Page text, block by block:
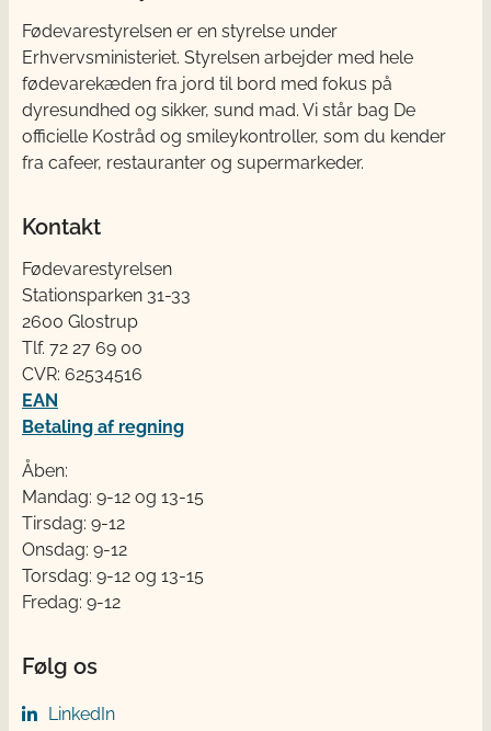
Fødevarestyrelsen er en styrelse under
Erhvervsministeriet. Styrelsen arbejder med hele
fødevarekæden fra jord til bord med fokus på
dyresundhed og sikker, sund mad. Vi står bag De
officielle Kostråd og smileykontroller, som du kender
fra cafeer, restauranter og supermarkeder.
Kontakt
Fødevarestyrelsen
Stationsparken 31-33
2600 Glostrup
Tlf. 72 2​​​7 69 00
CVR: 62534516
EAN
Betaling af regning
Åben:
Mandag: 9-12 og 13-15
Tirsdag: 9-12
Onsdag: 9-12
Torsdag: 9-12 og 13-15
Fredag: 9-12
Følg os
LinkedIn